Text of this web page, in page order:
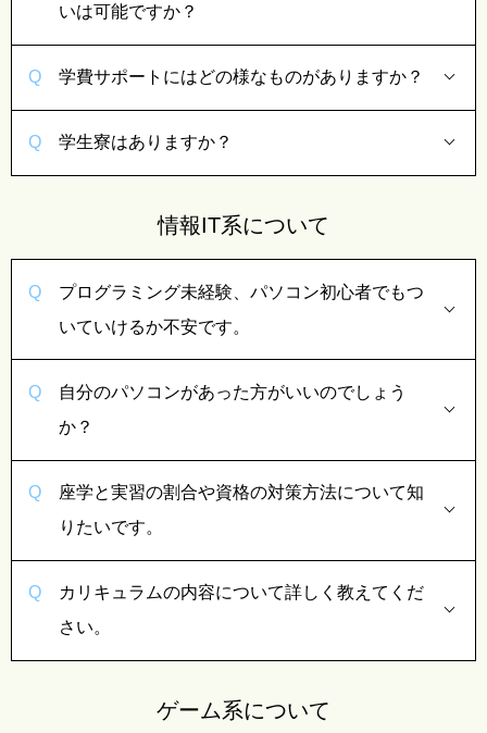
いは可能ですか？
学費サポートにはどの様なものがありますか？
学生寮はありますか？
情報IT系について
プログラミング未経験、パソコン初心者でもつ
いていけるか不安です。
自分のパソコンがあった方がいいのでしょう
か？
座学と実習の割合や資格の対策方法について知
りたいです。
カリキュラムの内容について詳しく教えてくだ
さい。
ゲーム系について